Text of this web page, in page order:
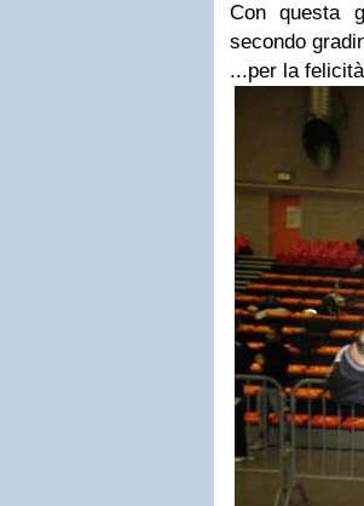
Con questa
secondo
...per la